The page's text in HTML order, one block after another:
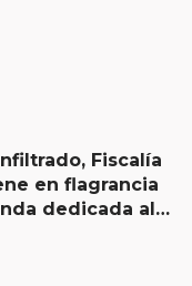
Fiscalía
en flagrancia
dedicada al